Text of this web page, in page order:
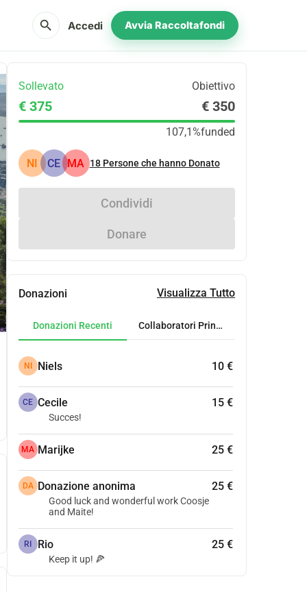
search Accedi Avvia Raccoltafondi
Sollevato Obiettivo
€ 375 € 350
107,1%funded
NI CE MA 18 Persone che hanno Donato
Condividi
Donare
Donazioni Visualizza Tutto
Donazioni Recenti Collaboratori Principali
NI Niels 10 €
CE Cecile 15 €
Succes!
MA Marijke 25 €
DA Donazione anonima 25 €
Good luck and wonderful work Coosje
and Maite!
RI Rio 25 €
Keep it up! 🍕